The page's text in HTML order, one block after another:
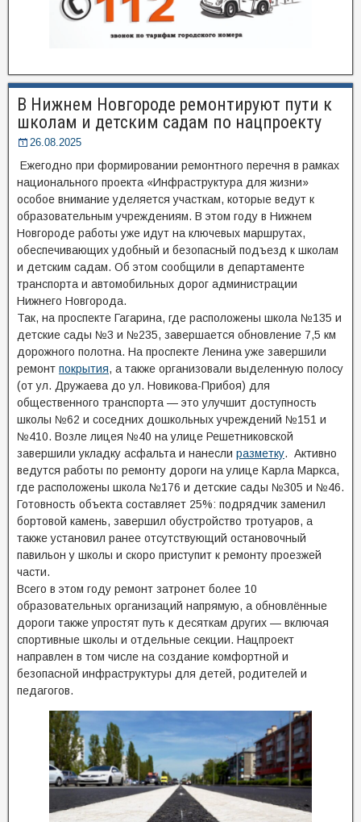
В Нижнем Новгороде ремонтируют пути к
школам и детским садам по нацпроекту
26.08.2025
Ежегодно при формировании ремонтного перечня в рамках
национального проекта «Инфраструктура для жизни»
особое внимание уделяется участкам, которые ведут к
образовательным учреждениям. В этом году в Нижнем
Новгороде работы уже идут на ключевых маршрутах,
обеспечивающих удобный и безопасный подъезд к школам
и детским садам. Об этом сообщили в департаменте
транспорта и автомобильных дорог администрации
Нижнего Новгорода.
Так, на проспекте Гагарина, где расположены школа №135 и
детские сады №3 и №235, завершается обновление 7,5 км
дорожного полотна. На проспекте Ленина уже завершили
ремонт покрытия, а также организовали выделенную полосу
(от ул. Дружаева до ул. Новикова-Прибоя) для
общественного транспорта — это улучшит доступность
школы №62 и соседних дошкольных учреждений №151 и
№410. Возле лицея №40 на улице Решетниковской
завершили укладку асфальта и нанесли разметку. Активно
ведутся работы по ремонту дороги на улице Карла Маркса,
где расположены школа №176 и детские сады №305 и №46.
Готовность объекта составляет 25%: подрядчик заменил
бортовой камень, завершил обустройство тротуаров, а
также установил ранее отсутствующий остановочный
павильон у школы и скоро приступит к ремонту проезжей
части.
Всего в этом году ремонт затронет более 10
образовательных организаций напрямую, а обновлённые
дороги также упростят путь к десяткам других — включая
спортивные школы и отдельные секции. Нацпроект
направлен в том числе на создание комфортной и
безопасной инфраструктуры для детей, родителей и
педагогов.